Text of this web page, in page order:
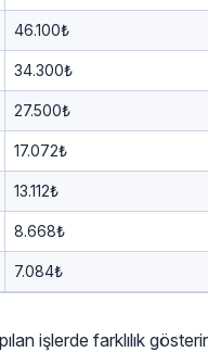
46.100₺
34.300₺
27.500₺
17.072₺
13.112₺
8.668₺
7.084₺
işlerde farklılık